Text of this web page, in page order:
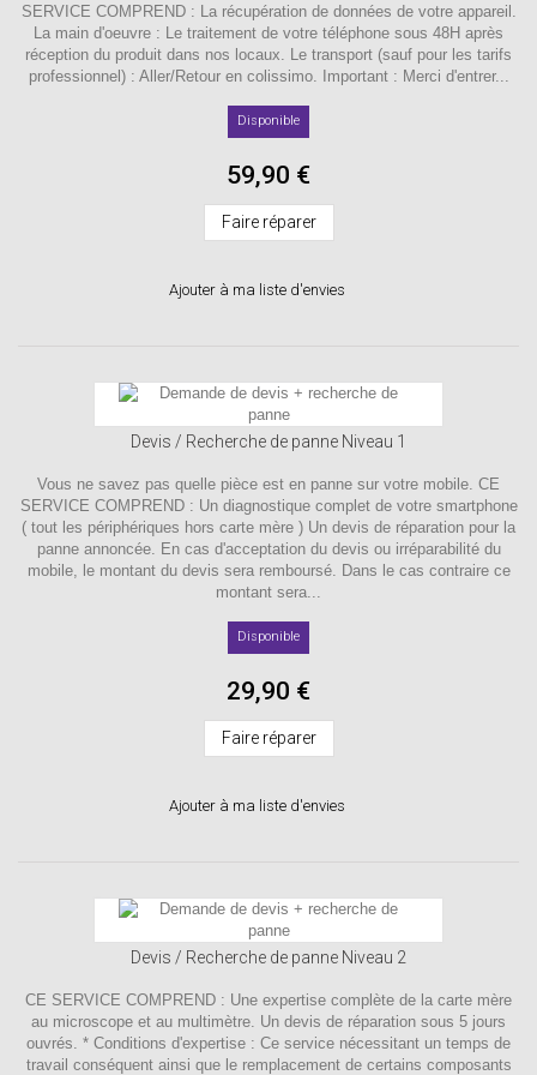
SERVICE COMPREND : La récupération de données de votre appareil.
La main d'oeuvre : Le traitement de votre téléphone sous 48H après
réception du produit dans nos locaux. Le transport (sauf pour les tarifs
professionnel) : Aller/Retour en colissimo. Important : Merci d'entrer...
Disponible
59,90 €
Faire réparer
Ajouter à ma liste d'envies
Devis / Recherche de panne Niveau 1
Vous ne savez pas quelle pièce est en panne sur votre mobile. CE
SERVICE COMPREND : Un diagnostique complet de votre smartphone
( tout les périphériques hors carte mère ) Un devis de réparation pour la
panne annoncée. En cas d'acceptation du devis ou irréparabilité du
mobile, le montant du devis sera remboursé. Dans le cas contraire ce
montant sera...
Disponible
29,90 €
Faire réparer
Ajouter à ma liste d'envies
Devis / Recherche de panne Niveau 2
CE SERVICE COMPREND : Une expertise complète de la carte mère
au microscope et au multimètre. Un devis de réparation sous 5 jours
ouvrés. * Conditions d'expertise : Ce service nécessitant un temps de
travail conséquent ainsi que le remplacement de certains composants